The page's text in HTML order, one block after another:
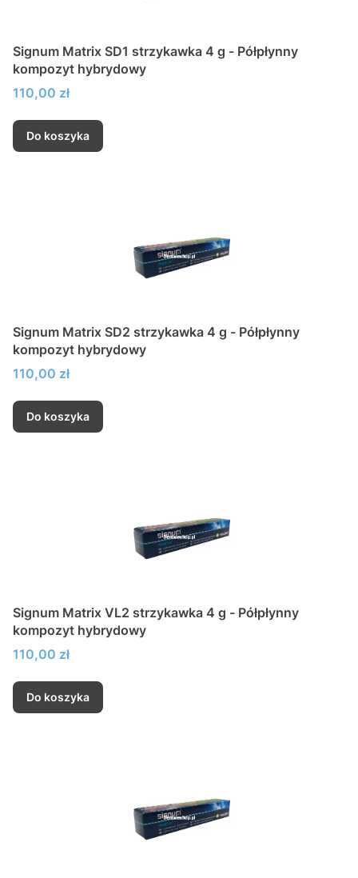
Signum Matrix SD1 strzykawka 4 g - Półpłynny
kompozyt hybrydowy
Cena
110,00 zł
Do koszyka
Signum Matrix SD2 strzykawka 4 g - Półpłynny
kompozyt hybrydowy
Cena
110,00 zł
Do koszyka
Signum Matrix VL2 strzykawka 4 g - Półpłynny
kompozyt hybrydowy
Cena
110,00 zł
Do koszyka